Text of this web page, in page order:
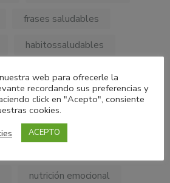
frases saludables
habitossaludables
minerales
nutrición emocional
web para ofrecerle la
recordando sus preferencias y
click en "Acepto", consiente
cookies.
ACEPTO